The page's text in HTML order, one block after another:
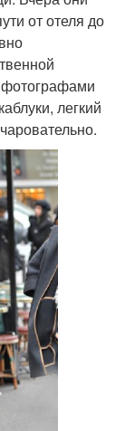
от отеля до
фотографами
легкий